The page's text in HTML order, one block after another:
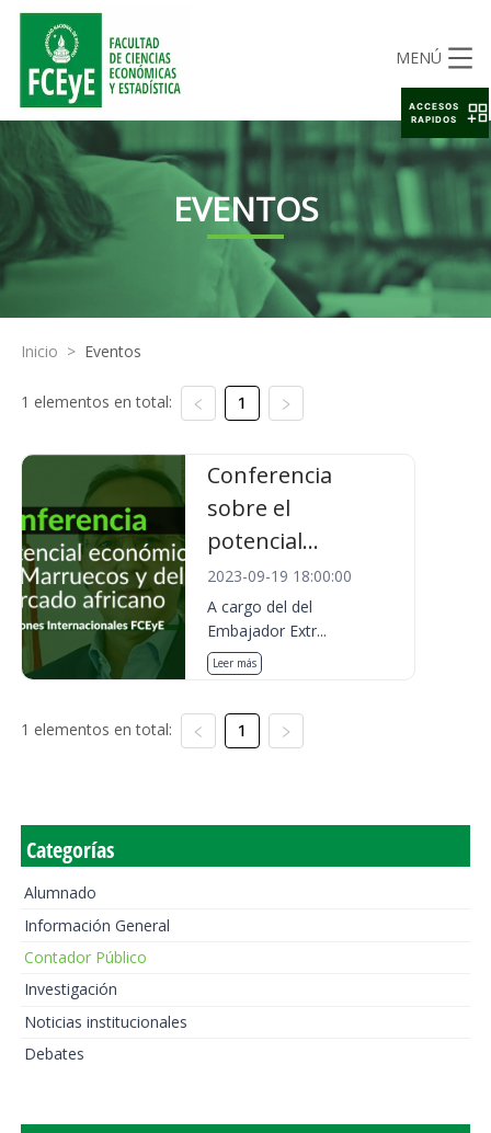
MENÚ
EVENTOS
Inicio > Eventos
1 elementos en total: 1
Conferencia
sobre el
potencial...
2023-09-19 18:00:00
A cargo del del
Embajador Extr...
Leer más
1 elementos en total: 1
Categorías
Alumnado
Información General
Contador Público
Investigación
Noticias institucionales
Debates
ACCESOS
RAPIDOS